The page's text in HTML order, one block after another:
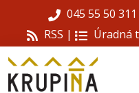
045 55 50 311
RSS |
Úradná